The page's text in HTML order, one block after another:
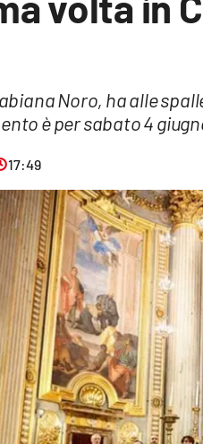
Noro, ha alle
è per sabato 4
17:49